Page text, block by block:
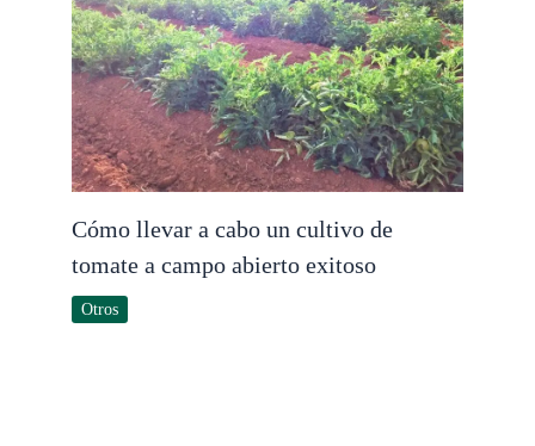
Cómo llevar a cabo un cultivo de
tomate a campo abierto exitoso
Otros